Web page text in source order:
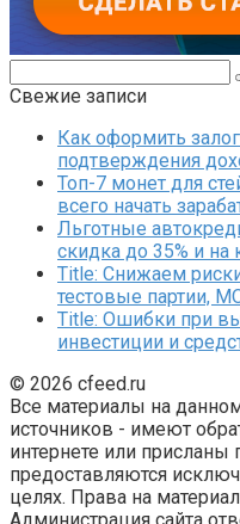
Свежие записи
Как оформить
подтверждения
Топ-7 монет для
всего начать
Льготные
скидка до 35% и на
Title: Снижаем
тестовые партии,
Title: Ошибки при
инвестиции и
© 2026 cfeed.ru
Все материалы на
источников - имеют
интернете или присланы
предоставляются
целях. Права на